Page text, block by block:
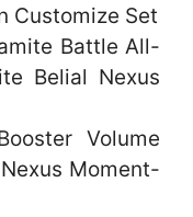
Customize Set
Battle All-
Belial Nexus
Volume
Moment-